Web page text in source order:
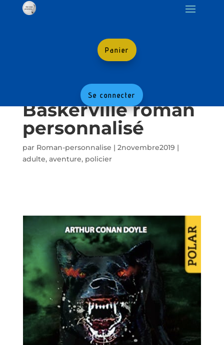
Panier
Se connecter
Le chien des
Baskerville roman
personnalisé
par Roman-personnalise | 2novembre2019 |
adulte, aventure, policier